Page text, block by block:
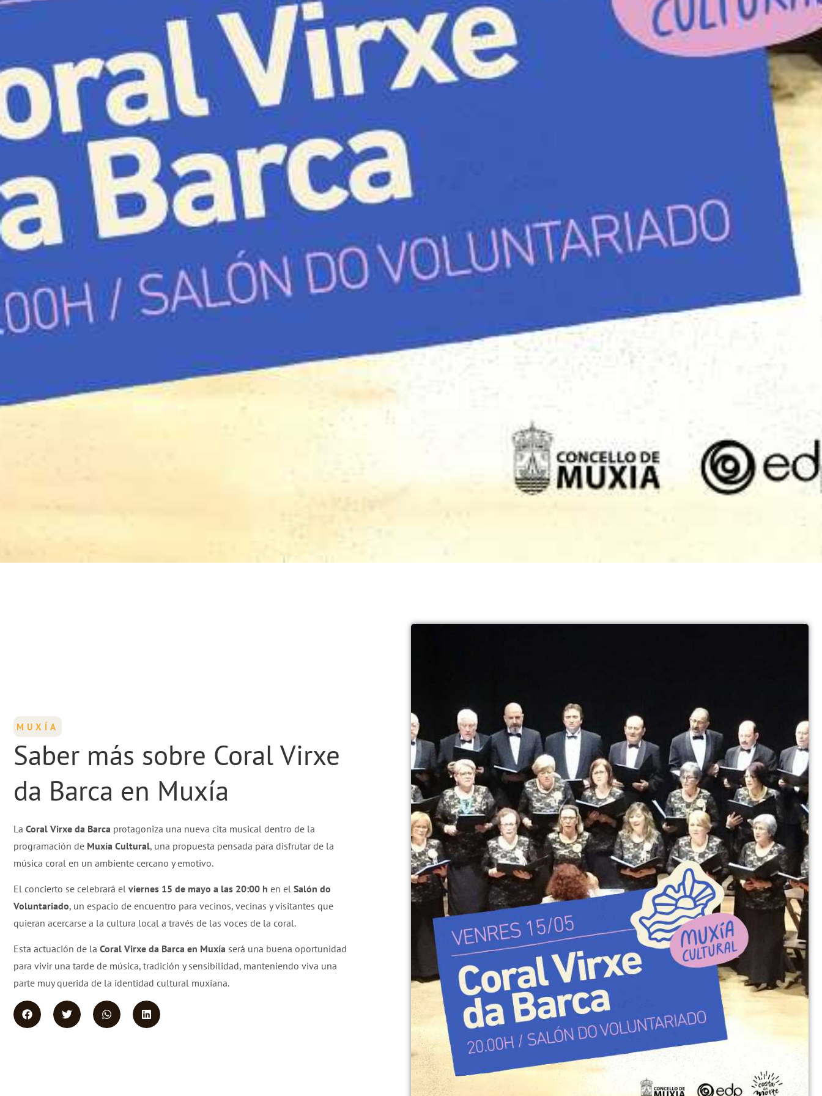
MUXÍA
Saber más sobre Coral Virxe
da Barca en Muxía
La Coral Virxe da Barca protagoniza una nueva cita musical dentro de la
programación de Muxía Cultural, una propuesta pensada para disfrutar de la
música coral en un ambiente cercano y emotivo.
El concierto se celebrará el viernes 15 de mayo a las 20:00 h en el Salón do
Voluntariado, un espacio de encuentro para vecinos, vecinas y visitantes que
quieran acercarse a la cultura local a través de las voces de la coral.
Esta actuación de la Coral Virxe da Barca en Muxía será una buena oportunidad
para vivir una tarde de música, tradición y sensibilidad, manteniendo viva una
parte muy querida de la identidad cultural muxiana.